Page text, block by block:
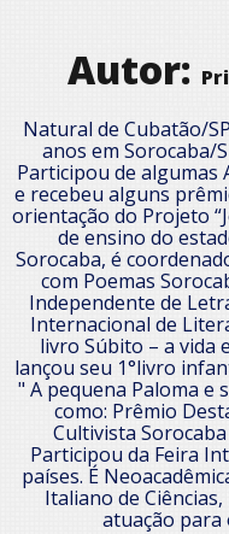
Autor:
Natural de Cubatão/
anos em Sorocaba/
Participou de algumas
e recebeu alguns
orientação do Projeto
de ensino do
Sorocaba, é
com Poemas
Independente de
Internacional de
livro Súbito – a vida
lançou seu 1°livro
" A pequena Paloma e
como: Prêmio
Cultivista
Participou da Feira
países. É
Italiano de
atuação para